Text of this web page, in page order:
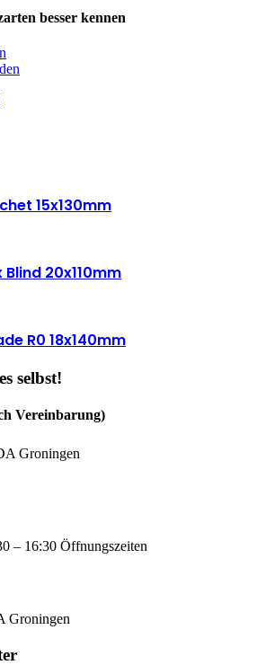
besser kennen
15x130mm
20x110mm
R0 18x140mm
selbst!
Vereinbarung)
Groningen
– 16:30 Öffnungszeiten
Groningen